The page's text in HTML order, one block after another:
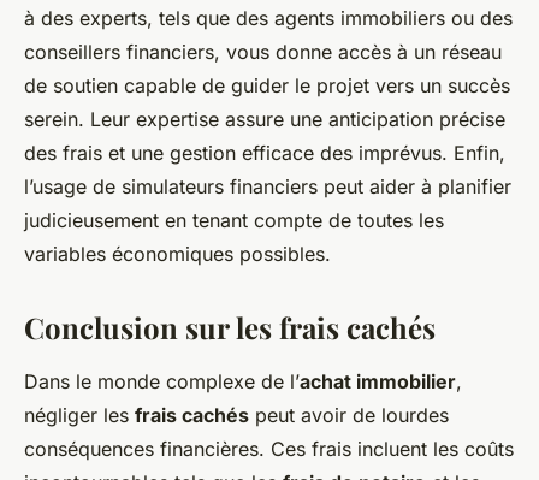
à des experts, tels que des agents immobiliers ou des
conseillers financiers, vous donne accès à un réseau
de soutien capable de guider le projet vers un succès
serein. Leur expertise assure une anticipation précise
des frais et une gestion efficace des imprévus. Enfin,
l’usage de simulateurs financiers peut aider à planifier
judicieusement en tenant compte de toutes les
variables économiques possibles.
Conclusion sur les frais cachés
Dans le monde complexe de l’achat immobilier,
négliger les frais cachés peut avoir de lourdes
conséquences financières. Ces frais incluent les coûts